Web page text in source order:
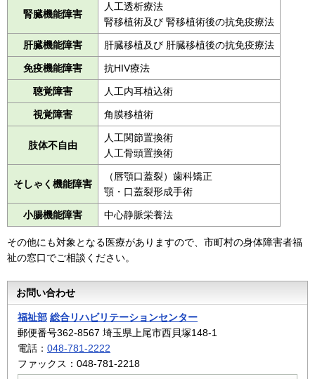
腎臓機能障害
人工透析療法
腎移植術及び 腎移植術後の抗免疫療法
肝臓機能障害 肝臓移植及び 肝臓移植後の抗免疫療法
免疫機能障害 抗HIV療法
聴覚障害 人工内耳植込術
視覚障害 角膜移植術
肢体不自由
人工関節置換術
人工骨頭置換術
そしゃく機能障害
（唇顎口蓋裂）歯科矯正
顎・口蓋裂形成手術
小腸機能障害 中心静脈栄養法
その他にも対象となる医療がありますので、市町村の身体障害者福
祉の窓口でご相談ください。
お問い合わせ
福祉部 総合リハビリテーションセンター
郵便番号362-8567 埼玉県上尾市西貝塚148-1
電話： 048-781-2222
ファックス：048-781-2218